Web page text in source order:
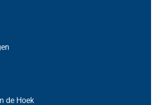
de Hoek